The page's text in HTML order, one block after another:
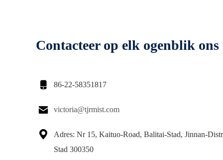
Contacteer op elk ogenblik ons
 86-22-58351817
 victoria@tjrmist.com

Adres: Nr 15, Kaituo-Road, Balitai-Stad, Jinnan-
Stad 300350